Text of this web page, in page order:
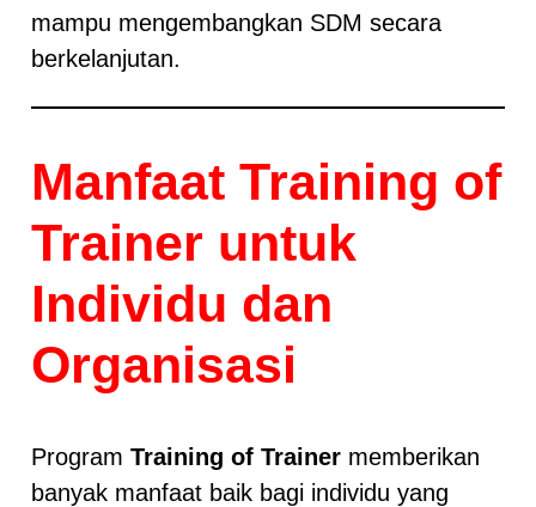
mampu mengembangkan SDM secara
berkelanjutan.
Manfaat Training of
Trainer untuk
Individu dan
Organisasi
Program Training of Trainermemberikan
banyak manfaat baik bagi individu yang